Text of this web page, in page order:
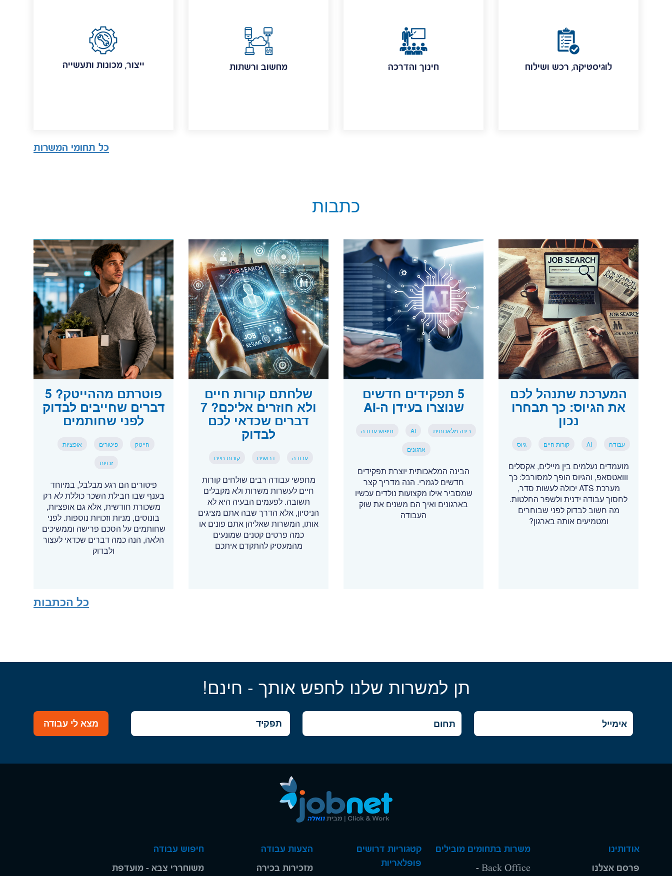
ייצור, מכונות ותעשייה מחשוב ורשתות חינוך והדרכה לוגיסטיקה, רכש ושילוח
כל תחומי המשרות
כתבות
המערכת שתנהל לכם
את הגיוס: כך תבחרו
נכון
עבודה AI קורות חיים גיוס
מועמדים נעלמים בין מיילים, אקסלים
ווואטסאפ, והגיוס הופך למסורבל: כך
מערכת ATS יכולה לעשות סדר,
לחסוך עבודה ידנית ולשפר החלטות.
מה חשוב לבדוק לפני שבוחרים
ומטמיעים אותה בארגון?
5 תפקידים חדשים
שנוצרו בעידן ה-AI
בינה מלאכותית AI חיפוש עבודה
ארגונים
הבינה המלאכותית יוצרת תפקידים
חדשים לגמרי. הנה מדריך קצר
שמסביר אילו מקצועות נולדים עכשיו
בארגונים ואיך הם משנים את שוק
העבודה
שלחתם קורות חיים
ולא חוזרים אליכם? 7
דברים שכדאי לכם
לבדוק
עבודה דרושים קורות חיים
מחפשי עבודה רבים שולחים קורות
חיים לעשרות משרות ולא מקבלים
תשובה. לפעמים הבעיה היא לא
הניסיון, אלא הדרך שבה אתם מציגים
אותו, המשרות שאליהן אתם פונים או
כמה פרטים קטנים שמונעים
מהמעסיק להתקדם איתכם
פוטרתם מההייטק? 5
דברים שחייבים לבדוק
לפני שחותמים
הייטק פיטורים אופציות
זכויות
פיטורים הם רגע מבלבל, במיוחד
בענף שבו חבילת השכר כוללת לא רק
משכורת חודשית, אלא גם אופציות,
בונוסים, מניות וזכויות נוספות. לפני
שחותמים על הסכם פרישה וממשיכים
הלאה, הנה כמה דברים שכדאי לעצור
ולבדוק
כל הכתבות
תן למשרות שלנו לחפש אותך - חינם!
מצא לי עבודה
אודותינו
פרסם אצלנו
משרות בתחומים מובילים
Back Office -
קטגוריות דרושים
פופלאריות
הצעות עבודה
מזכירות בכירה
חיפוש עבודה
משוחררי צבא - מועדפת